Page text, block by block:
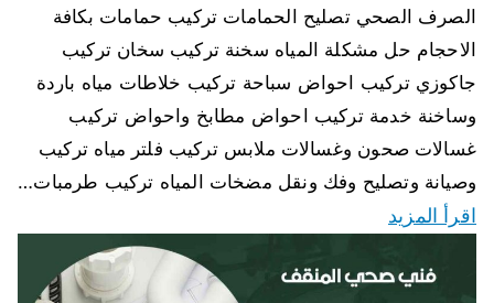
الصرف الصحي تصليح الحمامات تركيب حمامات بكافة
الاحجام حل مشكلة المياه سخنة تركيب سخان تركيب
جاكوزي تركيب احواض سباحة تركيب خلاطات مياه باردة
وساخنة خدمة تركيب احواض مطابخ واحواض تركيب
غسالات صحون وغسالات ملابس تركيب فلتر مياه تركيب
وصيانة وتصليح وفك ونقل مضخات المياه تركيب طرمبات…
اقرأ المزيد